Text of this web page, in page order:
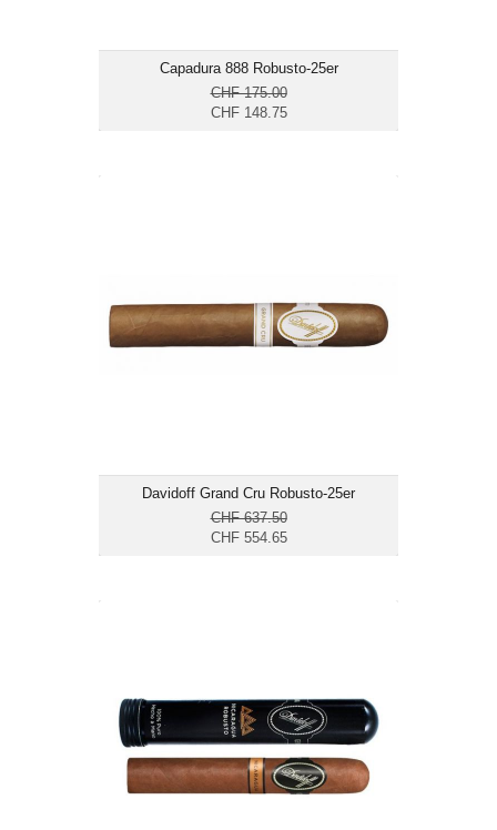
Capadura 888 Robusto-25er
CHF 175.00
CHF 148.75
Davidoff Grand Cru Robusto-25er
CHF 637.50
CHF 554.65
Ringmass: 51
Länge: 13.3
mittelkräftig
Format: Robusto
Ringmass: 50
Länge: 12.7
mittelkräftig bis kräftig